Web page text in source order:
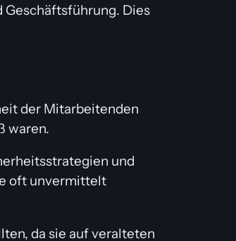
Geschäftsführung. Dies
der Mitarbeitenden
waren.
und
oft unvermittelt
da sie auf veralteten